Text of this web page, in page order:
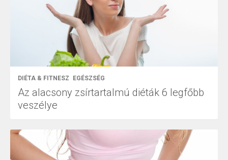
DIÉTA & FITNESZ EGÉSZSÉG
Az alacsony zsírtartalmú diéták 6 legfőbb
veszélye